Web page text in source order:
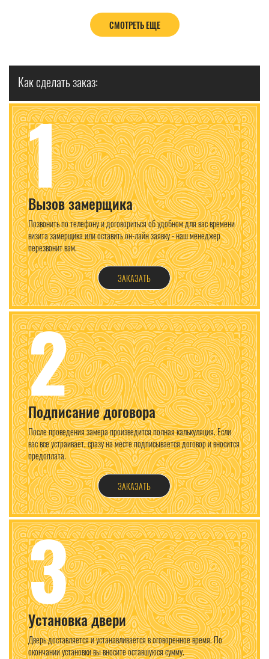
СМОТРЕТЬ ЕЩЕ
Как сделать заказ:
1
Вызов замерщика
Позвонить по телефону и договориться об удобном для вас времени
визита замерщика или оставить он-лайн заявку - наш менеджер
перезвонит вам.
ЗАКАЗАТЬ
2
Подписание договора
После проведения замера произведится полная калькуляция. Если
вас все устраивает, сразу на месте подписывается договор и вносится
предоплата.
ЗАКАЗАТЬ
3
Установка двери
Дверь доставляется и устанавливается в оговоренное время. По
окончании установки вы вносите оставшуюся сумму.